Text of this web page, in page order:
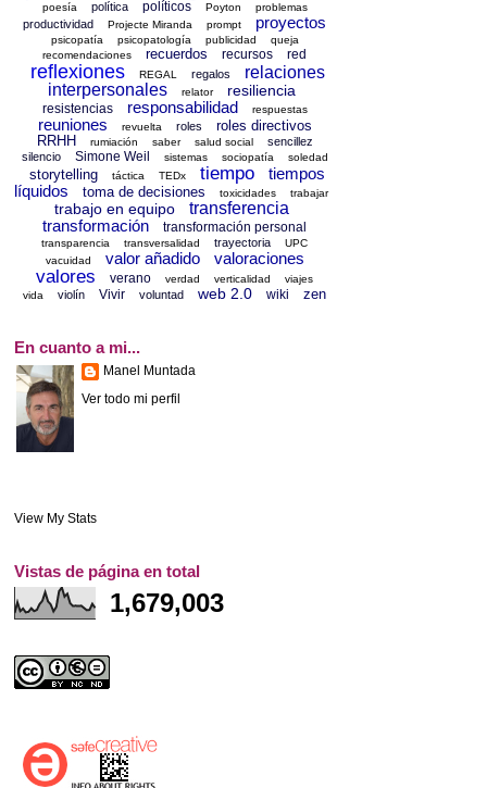
poesía
política políticos Poyton problemas
productividad Projecte Miranda prompt proyectos
psicopatía psicopatología publicidad
queja
recomendaciones
recuerdos recursos red
reflexiones REGAL regalos
relaciones
interpersonales
relator resiliencia
resistencias responsabilidad respuestas
reuniones revuelta roles
roles directivos
RRHH
rumiación saber salud social
sencillez
silencio
Simone Weil sistemas sociopatía soledad
storytelling táctica TEDx tiempo
tiempos
líquidos
toma de decisiones toxicidades trabajar
trabajo en equipo
transferencia
transformación
transformación personal
transparencia transversalidad trayectoria
UPC
vacuidad
valor añadido valoraciones
valores verano verdad verticalidad
viajes
vida
violín Vivir voluntad web 2.0 wiki zen
En cuanto a mi...
Manel Muntada
Ver todo mi perfil
View My Stats
Vistas de página en total
1,679,003